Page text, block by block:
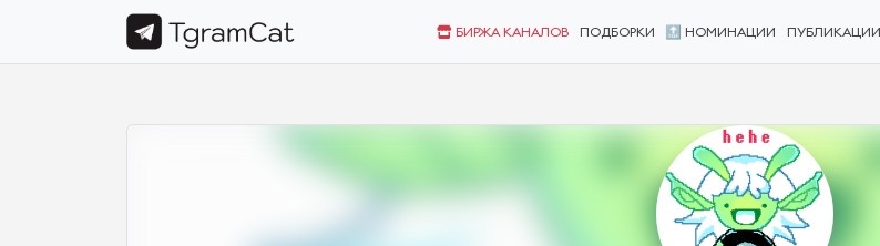
БИРЖА КАНАЛОВ ПОДБОРКИ 🔝 НОМИНАЦИИ ПУБЛИКАЦИИ